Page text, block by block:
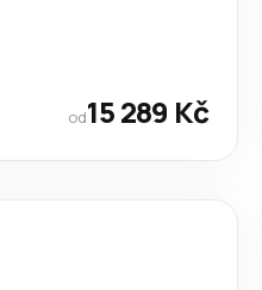
od15 289 Kč